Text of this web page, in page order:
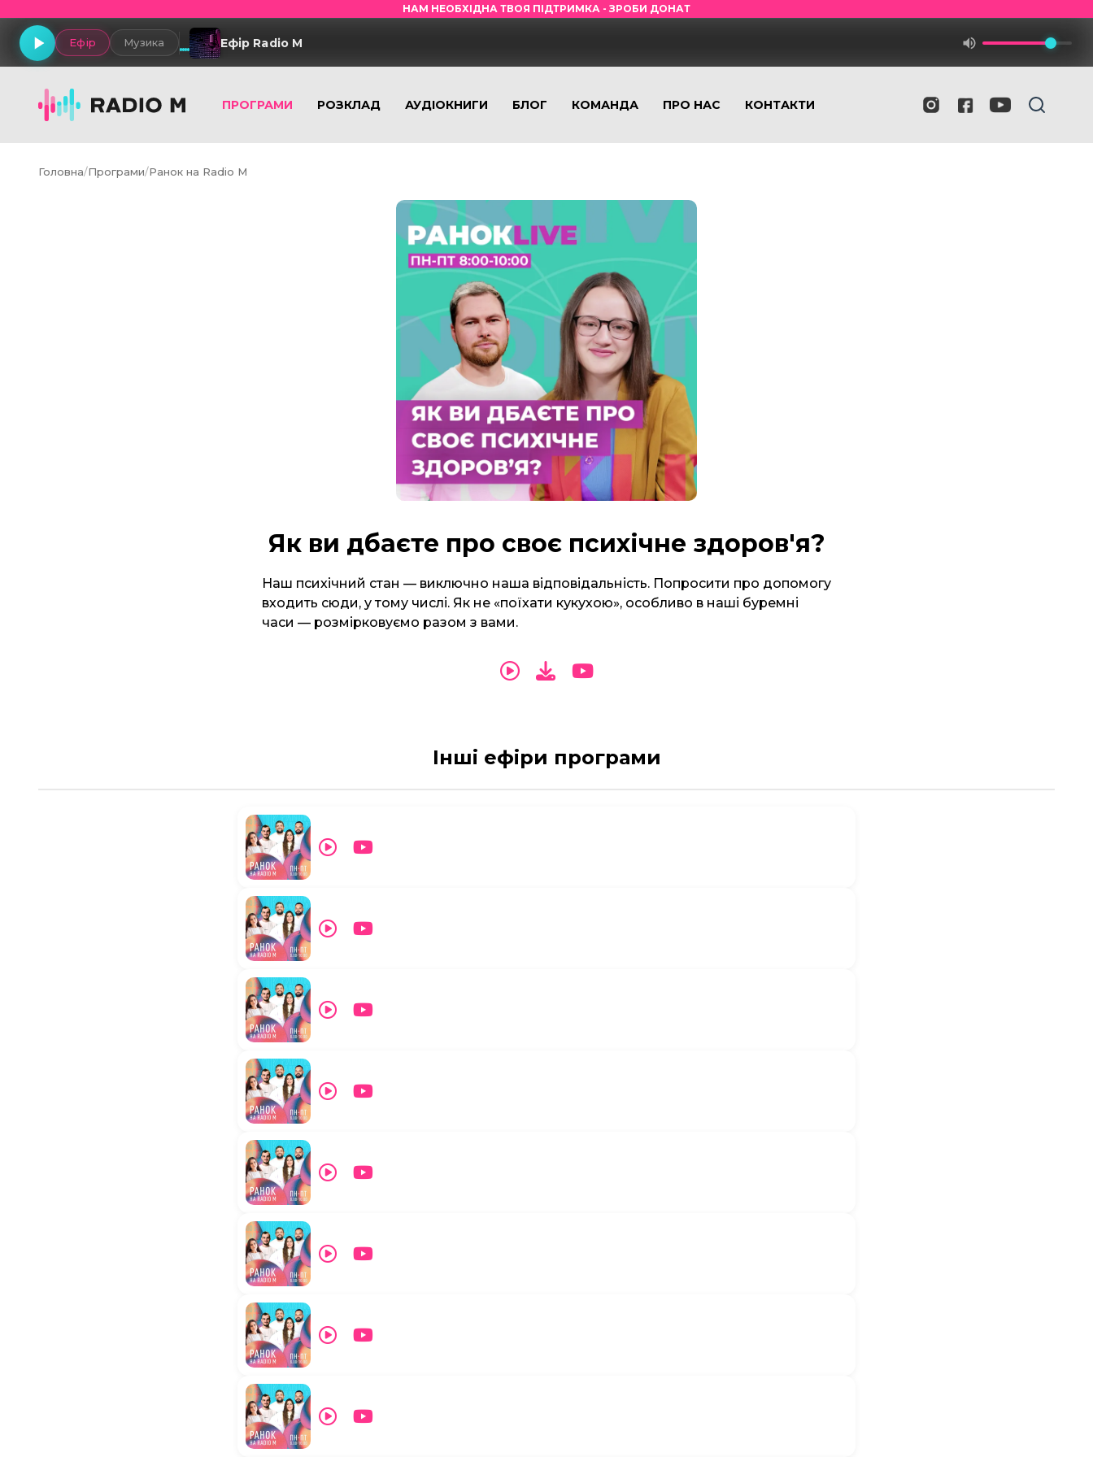
НАМ НЕОБХІДНА ТВОЯ ПІДТРИМКА - ЗРОБИ ДОНАТ
Ефір Музика Ефір Radio M
ПРОГРАМИ РОЗКЛАД АУДІОКНИГИ БЛОГ КОМАНДА ПРО НАС КОНТАКТИ
Головна/Програми/Ранок на Radio M
Як ви дбаєте про своє психічне здоров'я?
Наш психічний стан — виключно наша відповідальність. Попросити про допомогу
входить сюди, у тому числі. Як не «поїхати кукухою», особливо в наші буремні
часи — розмірковуємо разом з вами.
Інші ефіри програми